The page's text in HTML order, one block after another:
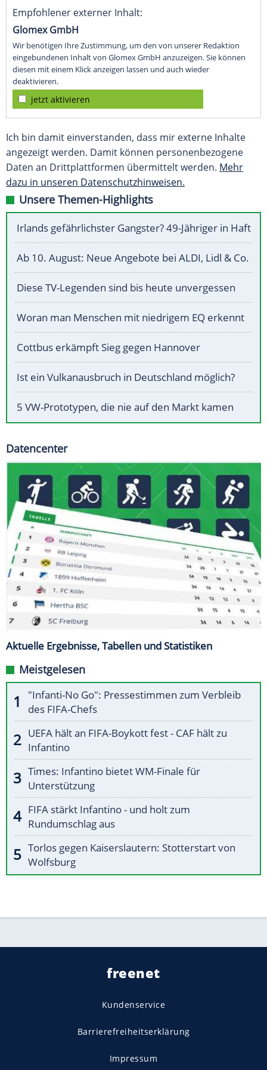
Empfohlener externer Inhalt:
Glomex GmbH
Wir benötigen Ihre Zustimmung, um den von unserer Redaktion
eingebundenen Inhalt von Glomex GmbH anzuzeigen. Sie können
diesen mit einem Klick anzeigen lassen und auch wieder
deaktivieren.
jetzt aktivieren
Ich bin damit einverstanden, dass mir externe Inhalte
angezeigt werden. Damit können personenbezogene
Daten an Drittplattformen übermittelt werden. Mehr
dazu in unseren Datenschutzhinweisen.
Unsere Themen-Highlights
Irlands gefährlichster Gangster? 49-Jähriger in Haft
Ab 10. August: Neue Angebote bei ALDI, Lidl & Co.
Diese TV-Legenden sind bis heute unvergessen
Woran man Menschen mit niedrigem EQ erkennt
Cottbus erkämpft Sieg gegen Hannover
Ist ein Vulkanausbruch in Deutschland möglich?
5 VW-Prototypen, die nie auf den Markt kamen
Datencenter
Aktuelle Ergebnisse, Tabellen und Statistiken
Meistgelesen
"Infanti-No Go": Pressestimmen zum Verbleib
des FIFA-Chefs
UEFA hält an FIFA-Boykott fest - CAF hält zu
Infantino
Times: Infantino bietet WM-Finale für
Unterstützung
FIFA stärkt Infantino - und holt zum
Rundumschlag aus
Torlos gegen Kaiserslautern: Stotterstart von
Wolfsburg
freenet
Kundenservice
Barrierefreiheitserklärung
Impressum